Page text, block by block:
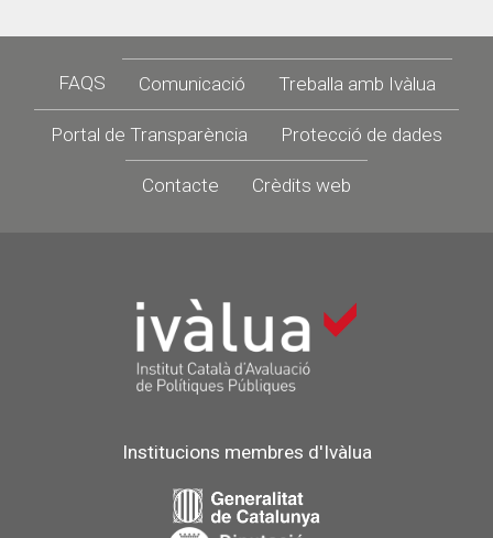
Footer
FAQS Comunicació Treballa amb Ivàlua
Portal de Transparència Protecció de dades
Contacte Crèdits web
Institucions membres d'Ivàlua